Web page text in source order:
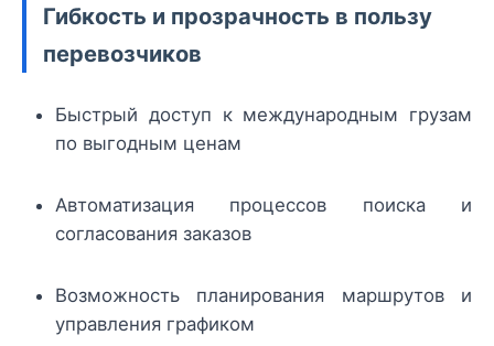
Гибкость и прозрачность в пользу
перевозчиков
Быстрый доступ к международным грузам
по выгодным ценам
Автоматизация процессов поиска и
согласования заказов
Возможность планирования маршрутов и
управления графиком